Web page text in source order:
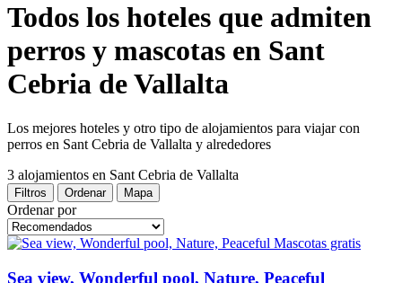
Todos los hoteles que admiten
perros y mascotas en Sant
Cebria de Vallalta
Los mejores hoteles y otro tipo de alojamientos para viajar con
perros en Sant Cebria de Vallalta y alrededores
3 alojamientos en Sant Cebria de Vallalta
Filtros Ordenar Mapa
Ordenar por
Mascotas gratis
Sea view, Wonderful pool, Nature, Peaceful